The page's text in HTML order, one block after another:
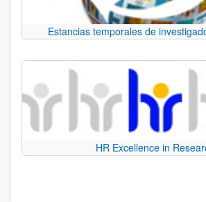
Estancias temporales de
HR Excellence in